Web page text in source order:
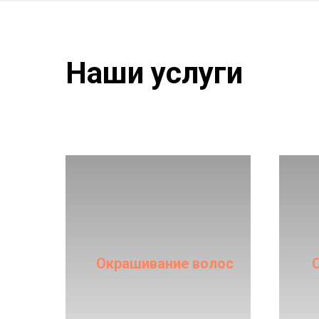
Наши услуги
Окрашивание волос